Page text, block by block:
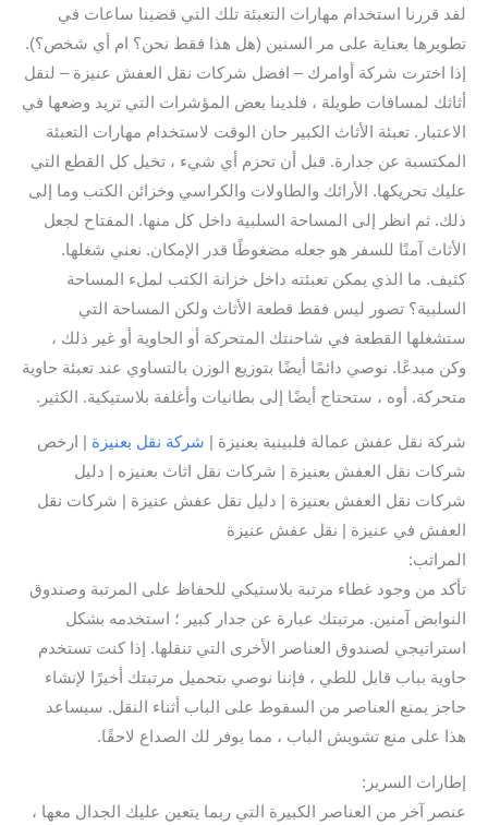
لقد قررنا استخدام مهارات التعبئة تلك التي قضينا ساعات في
تطويرها بعناية على مر السنين (هل هذا فقط نحن؟ ام أي شخص؟).
إذا اخترت شركة أوامرك – افضل شركات نقل العفش عنيزة – لنقل
أثاثك لمسافات طويلة ، فلدينا بعض المؤشرات التي تريد وضعها في
الاعتبار. تعبئة الأثاث الكبير حان الوقت لاستخدام مهارات التعبئة
المكتسبة عن جدارة. قبل أن تحزم أي شيء ، تخيل كل القطع التي
عليك تحريكها. الأرائك والطاولات والكراسي وخزائن الكتب وما إلى
ذلك. ثم انظر إلى المساحة السلبية داخل كل منها. المفتاح لجعل
الأثاث آمنًا للسفر هو جعله مضغوطًا قدر الإمكان. نعني شغلها.
كثيف. ما الذي يمكن تعبئته داخل خزانة الكتب لملء المساحة
السلبية؟ تصور ليس فقط قطعة الأثاث ولكن المساحة التي
ستشغلها القطعة في شاحنتك المتحركة أو الحاوية أو غير ذلك ،
وكن مبدعًا. نوصي دائمًا أيضًا بتوزيع الوزن بالتساوي عند تعبئة حاوية
متحركة. أوه ، ستحتاج أيضًا إلى بطانيات وأغلفة بلاستيكية. الكثير.
شركة نقل عفش عمالة فلبينية بعنيزة | شركة نقل بعنيزة | ارخص
شركات نقل العفش بعنيزة | شركات نقل اثاث بعنيزه | دليل
شركات نقل العفش بعنيزة | دليل نقل عفش عنيزة | شركات نقل
العفش في عنيزة | نقل عفش عنيزة
المراتب:
تأكد من وجود غطاء مرتبة بلاستيكي للحفاظ على المرتبة وصندوق
النوابض آمنين. مرتبتك عبارة عن جدار كبير ؛ استخدمه بشكل
استراتيجي لصندوق العناصر الأخرى التي تنقلها. إذا كنت تستخدم
حاوية بباب قابل للطي ، فإننا نوصي بتحميل مرتبتك أخيرًا لإنشاء
حاجز يمنع العناصر من السقوط على الباب أثناء النقل. سيساعد
هذا على منع تشويش الباب ، مما يوفر لك الصداع لاحقًا.
إطارات السرير:
عنصر آخر من العناصر الكبيرة التي ربما يتعين عليك الجدال معها ،